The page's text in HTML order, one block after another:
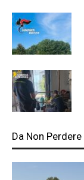
Da Non Perdere